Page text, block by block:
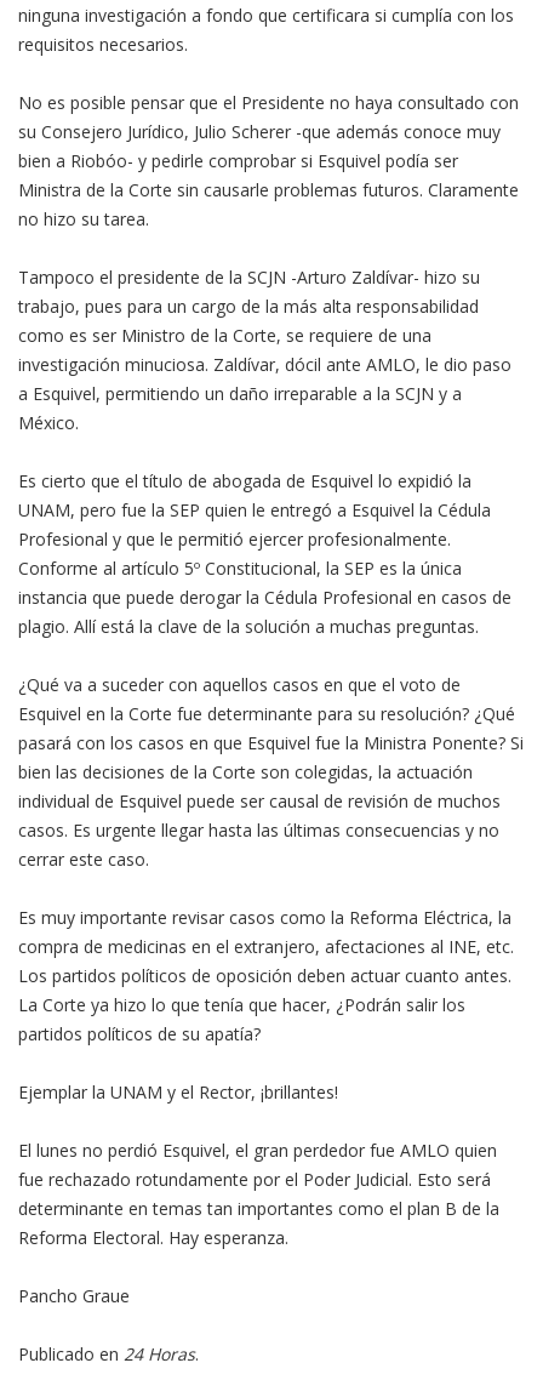
ninguna investigación a fondo que certificara si cumplía con los
requisitos necesarios.
No es posible pensar que el Presidente no haya consultado con
su Consejero Jurídico, Julio Scherer -que además conoce muy
bien a Riobóo- y pedirle comprobar si Esquivel podía ser
Ministra de la Corte sin causarle problemas futuros. Claramente
no hizo su tarea.
Tampoco el presidente de la SCJN -Arturo Zaldívar- hizo su
trabajo, pues para un cargo de la más alta responsabilidad
como es ser Ministro de la Corte, se requiere de una
investigación minuciosa. Zaldívar, dócil ante AMLO, le dio paso
a Esquivel, permitiendo un daño irreparable a la SCJN y a
México.
Es cierto que el título de abogada de Esquivel lo expidió la
UNAM, pero fue la SEP quien le entregó a Esquivel la Cédula
Profesional y que le permitió ejercer profesionalmente.
Conforme al artículo 5º Constitucional, la SEP es la única
instancia que puede derogar la Cédula Profesional en casos de
plagio. Allí está la clave de la solución a muchas preguntas.
¿Qué va a suceder con aquellos casos en que el voto de
Esquivel en la Corte fue determinante para su resolución? ¿Qué
pasará con los casos en que Esquivel fue la Ministra Ponente? Si
bien las decisiones de la Corte son colegidas, la actuación
individual de Esquivel puede ser causal de revisión de muchos
casos. Es urgente llegar hasta las últimas consecuencias y no
cerrar este caso.
Es muy importante revisar casos como la Reforma Eléctrica, la
compra de medicinas en el extranjero, afectaciones al INE, etc.
Los partidos políticos de oposición deben actuar cuanto antes.
La Corte ya hizo lo que tenía que hacer, ¿Podrán salir los
partidos políticos de su apatía?
Ejemplar la UNAM y el Rector, ¡brillantes!
El lunes no perdió Esquivel, el gran perdedor fue AMLO quien
fue rechazado rotundamente por el Poder Judicial. Esto será
determinante en temas tan importantes como el plan B de la
Reforma Electoral. Hay esperanza.
Pancho Graue
Publicado en 24 Horas.